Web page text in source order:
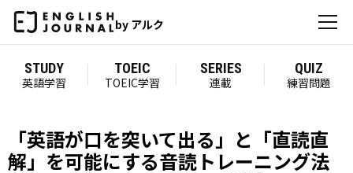
by アルク
STUDY
英語学習
TOEIC
TOEIC学習
SERIES
連載
QUIZ
練習問題
「英語が口を突いて出る」と「直読直
解」を可能にする音読トレーニング法